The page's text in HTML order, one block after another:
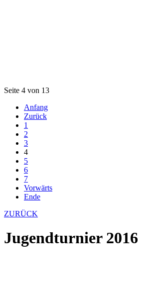
Seite 4 von 13
Anfang
Zurück
1
2
3
4
5
6
7
Vorwärts
Ende
ZURÜCK
Jugendturnier 2016